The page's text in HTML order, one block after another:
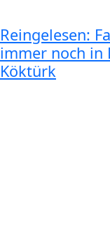
Reingelesen:
immer noch in
Köktürk